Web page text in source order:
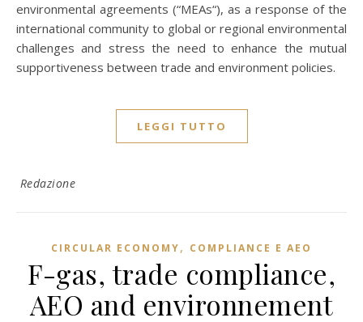
environmental agreements (“MEAs“), as a response of the
international community to global or regional environmental
challenges and stress the need to enhance the mutual
supportiveness between trade and environment policies.
LEGGI TUTTO
Redazione
CIRCULAR ECONOMY, COMPLIANCE E AEO
F-gas, trade compliance,
AEO and environnement